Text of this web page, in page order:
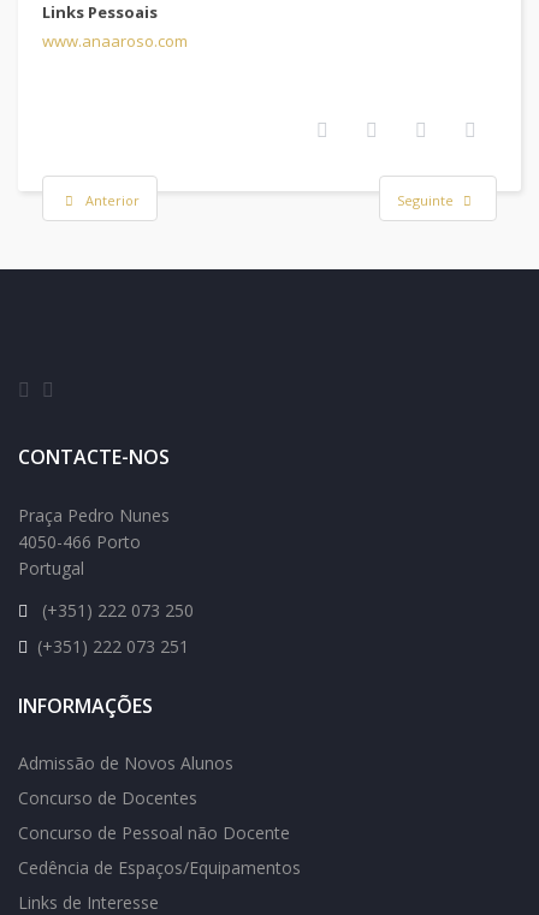
Links Pessoais
www.anaaroso.com
Anterior Seguinte
CONTACTE-NOS
Praça Pedro Nunes
4050-466 Porto
Portugal
(+351) 222 073 250
(+351) 222 073 251
INFORMAÇÕES
Admissão de Novos Alunos
Concurso de Docentes
Concurso de Pessoal não Docente
Cedência de Espaços/Equipamentos
Links de Interesse